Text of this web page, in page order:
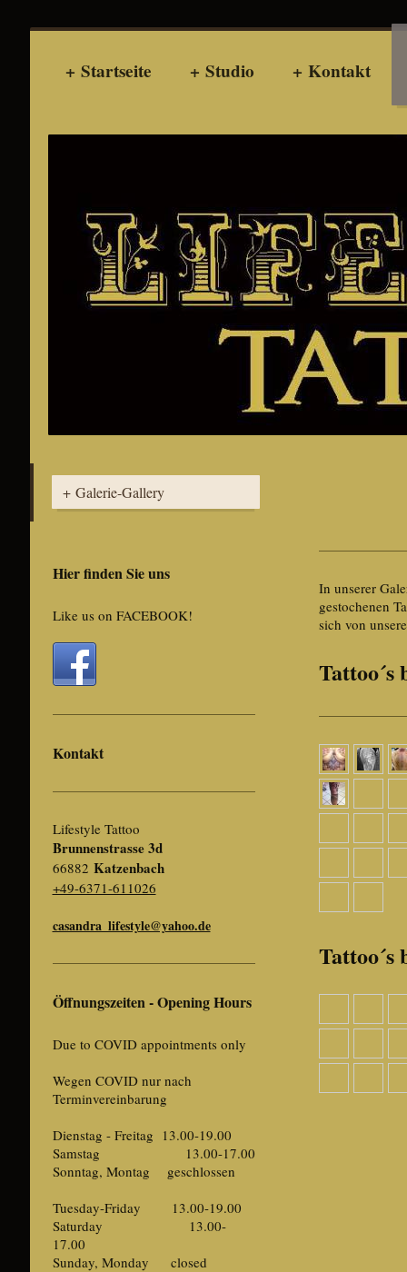
Startseite Studio Kontakt
In unserer
gestochenen
sich von
Tattoo´s
Tattoo´s
Galerie-Gallery
Hier finden Sie uns
Like us on FACEBOOK!
Kontakt
Lifestyle Tattoo
Brunnenstrasse 3d
66882 Katzenbach
+49-6371-611026
casandra_lifestyle@yahoo.de
Öffnungszeiten - Opening Hours
Due to COVID appointments only
Wegen COVID nur nach
Terminvereinbarung
Dienstag - Freitag 13.00-19.00
Samstag 13.00-17.00
Sonntag, Montag geschlossen
Tuesday-Friday 13.00-19.00
Saturday 13.00-
17.00
Sunday, Monday closed